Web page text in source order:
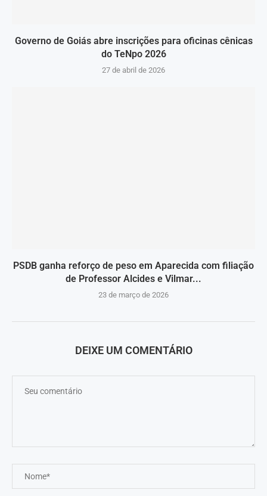
Governo de Goiás abre inscrições para oficinas cênicas
do TeNpo 2026
27 de abril de 2026
PSDB ganha reforço de peso em Aparecida com filiação
de Professor Alcides e Vilmar...
23 de março de 2026
DEIXE UM COMENTÁRIO